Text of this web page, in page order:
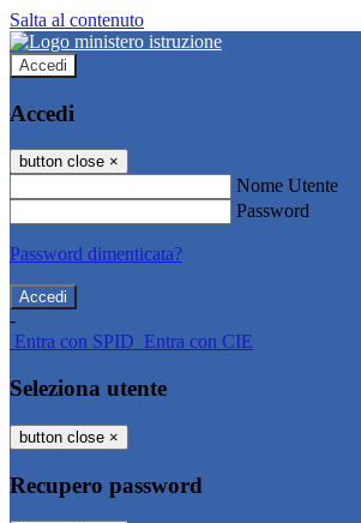
Salta al contenuto
Accedi
Accedi
button close ×
Nome Utente
Password
Password dimenticata?
-
Entra con SPID Entra con CIE
Seleziona utente
button close ×
Recupero password